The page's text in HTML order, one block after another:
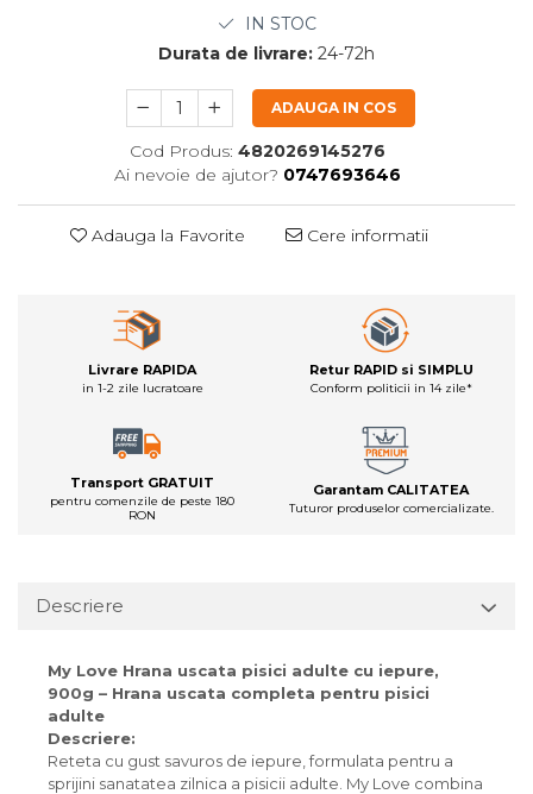
IN STOC
Durata de livrare: 24-72h
ADAUGA IN COS
Cod Produs: 4820269145276
Ai nevoie de ajutor? 0747693646
Adauga la Favorite Cere informatii
Livrare RAPIDA
in 1-2 zile lucratoare
Retur RAPID si SIMPLU
Conform politicii in 14 zile*
Transport GRATUIT
pentru comenzile de peste 180
RON
Garantam CALITATEA
Tuturor produselor comercializate.
Descriere
My Love Hrana uscata pisici adulte cu iepure,
900g – Hrana uscata completa pentru pisici
adulte
Descriere:
Reteta cu gust savuros de iepure, formulata pentru a
sprijini sanatatea zilnica a pisicii adulte. My Love combina